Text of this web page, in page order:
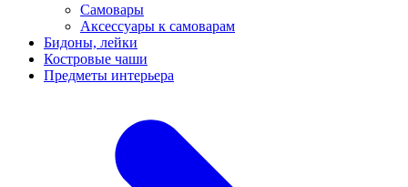
Самовары
Аксессуары к самоварам
Бидоны, лейки
Костровые чаши
Предметы интерьера